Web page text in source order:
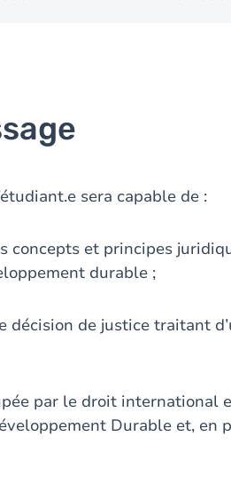
sera capable de :
concepts et principes
durable ;
décision de justice traitant
par le droit international
Durable et, en